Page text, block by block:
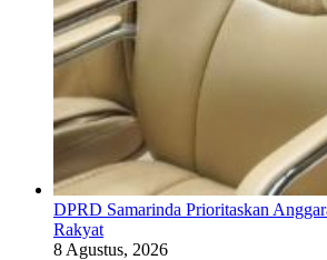
DPRD Samarinda Prioritaskan
Rakyat
8 Agustus, 2026